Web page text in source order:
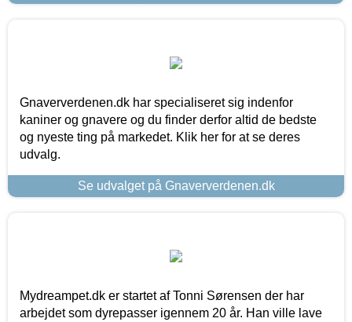
Gnaververdenen.dk har specialiseret sig indenfor
kaniner og gnavere og du finder derfor altid de bedste
og nyeste ting på markedet. Klik her for at se deres
udvalg.
Se udvalget på Gnaververdenen.dk
Mydreampet.dk er startet af Tonni Sørensen der har
arbejdet som dyrepasser igennem 20 år. Han ville lave